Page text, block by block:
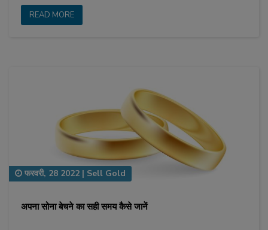
READ MORE
अपना सोना बेचने का सही समय कैसे जानें
फरवरी, 28 2022 | Sell Gold